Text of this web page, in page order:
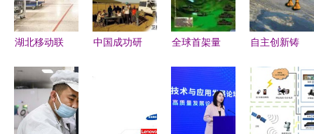
湖北移动联
建工业互联
网生态圈，
打造可复制
中国成功研
全球首架量
空出世，南
京大学引领
安全通信新
自主创新铸
国北斗卫星
导航系统的
技术研发与